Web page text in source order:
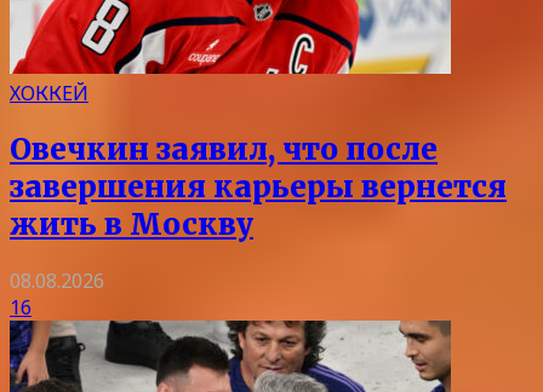
ХОККЕЙ
Овечкин заявил, что после
завершения карьеры вернется
жить в Москву
08.08.2026
16